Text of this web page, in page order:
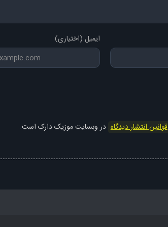
ایمیل (اختیاری)
قوانین انتشار دیدگاه در وبسایت موزیک دارک است.